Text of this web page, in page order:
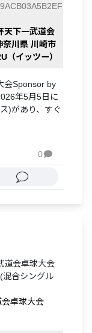
天下一武道会
川県 川崎市
（イッツー）
会Sponsor by
年5月5日に
)があり、すぐ
0
道会卓球大会
混合シングル
会卓球大会